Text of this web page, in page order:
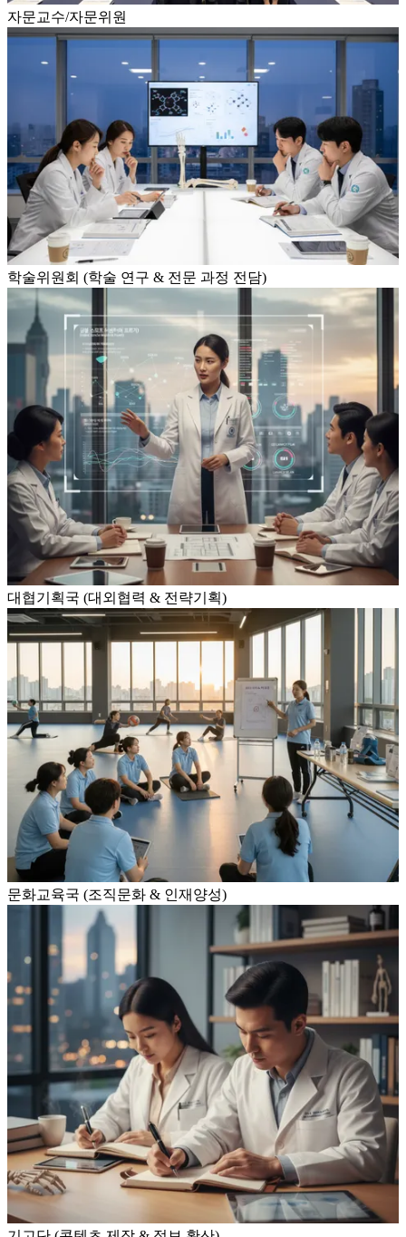
자문교수/자문위원
학술위원회 (학술 연구 & 전문 과정 전담)
대협기획국 (대외협력 & 전략기획)
문화교육국 (조직문화 & 인재양성)